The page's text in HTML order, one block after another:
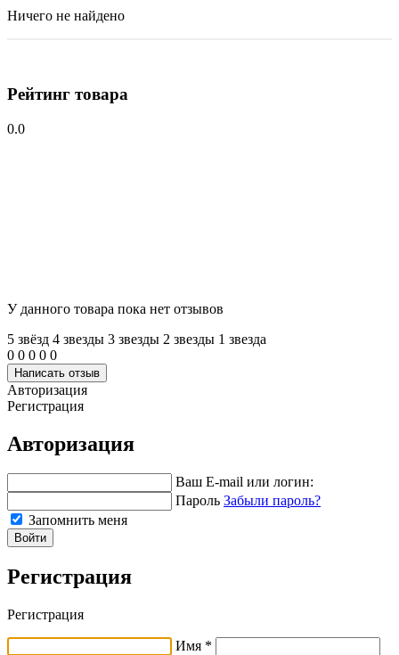
Ничего не найдено
Рейтинг товара
0.0
У данного товара пока нет отзывов
5 звёзд 4 звeзды 3 звeзды 2 звeзды 1 звeзда
0 0 0 0 0
Написать отзыв
Авторизация
Регистрация
Авторизация
Ваш E-mail или логин:
Пароль Забыли пароль?
Запомнить меня
Войти
Регистрация
Регистрация
Имя *